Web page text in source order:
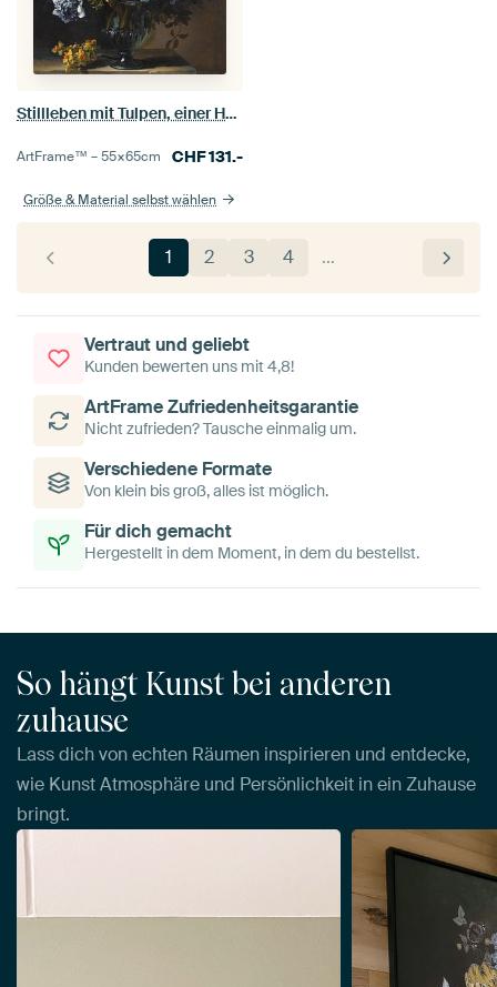
Stillleben mit Tulpen, einer Hyazinthe und anderen Blumen in einer Glasvase, Jean-Baptiste Monnoyer
ArtFrame™ –55×65cm CHF131.-
Größe & Material selbst wählen
1 2 3 4 …
Vertraut und geliebt
Kunden bewerten uns mit 4,8!
ArtFrame Zufriedenheitsgarantie
Nicht zufrieden? Tausche einmalig um.
Verschiedene Formate
Von klein bis groß, alles ist möglich.
Für dich gemacht
Hergestellt in dem Moment, in dem du bestellst.
So hängt Kunst bei anderen
zuhause
Lass dich von echten Räumen inspirieren und entdecke,
wie Kunst Atmosphäre und Persönlichkeit in ein Zuhause
bringt.